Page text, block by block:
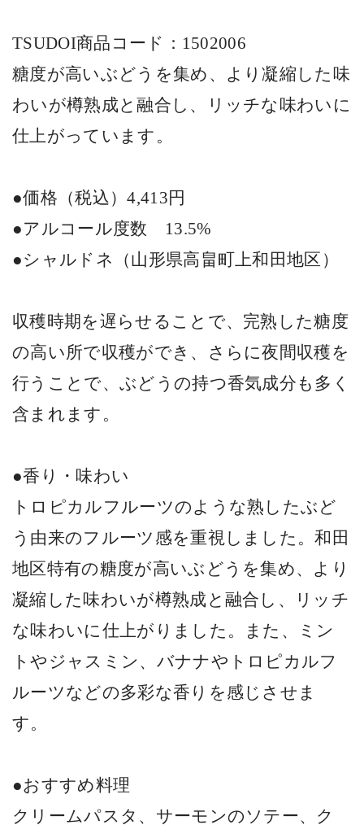
TSUDOI商品コード： 1502006
糖度が高いぶどうを集め、より凝縮した味
わいが樽熟成と融合し、リッチな味わいに
仕上がっています。
●価格（税込）4,413円
●アルコール度数 13.5%
●シャルドネ（山形県高畠町上和田地区）
収穫時期を遅らせることで、完熟した糖度
の高い所で収穫ができ、さらに夜間収穫を
行うことで、ぶどうの持つ香気成分も多く
含まれます。
●香り・味わい
トロピカルフルーツのような熟したぶど
う由来のフルーツ感を重視しました。和田
地区特有の糖度が高いぶどうを集め、より
凝縮した味わいが樽熟成と融合し、リッチ
な味わいに仕上がりました。また、ミン
トやジャスミン、バナナやトロピカルフ
ルーツなどの多彩な香りを感じさせま
す。
●おすすめ料理
クリームパスタ、サーモンのソテー、ク